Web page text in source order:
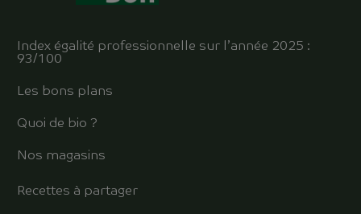
Index égalité professionnelle sur l’année 2025 :
93/100
Les bons plans
Quoi de bio ?
Nos magasins
Recettes à partager